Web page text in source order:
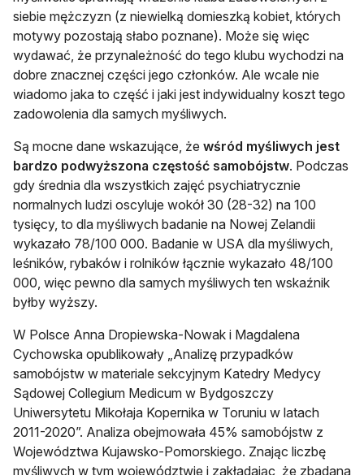
siebie mężczyzn (z niewielką domieszką kobiet, których
motywy pozostają słabo poznane). Może się więc
wydawać, że przynależność do tego klubu wychodzi na
dobre znacznej części jego członków. Ale wcale nie
wiadomo jaka to część i jaki jest indywidualny koszt tego
zadowolenia dla samych myśliwych.
Są mocne dane wskazujące, że wśród myśliwych jest
bardzo podwyższona częstość samobójstw. Podczas
gdy średnia dla wszystkich zajęć psychiatrycznie
normalnych ludzi oscyluje wokół 30 (28-32) na 100
tysięcy, to dla myśliwych badanie na Nowej Zelandii
wykazało 78/100 000. Badanie w USA dla myśliwych,
leśników, rybaków i rolników łącznie wykazało 48/100
000, więc pewno dla samych myśliwych ten wskaźnik
byłby wyższy.
W Polsce Anna Dropiewska-Nowak i Magdalena
Cychowska opublikowały „Analizę przypadków
samobójstw w materiale sekcyjnym Katedry Medycy
Sądowej Collegium Medicum w Bydgoszczy
Uniwersytetu Mikołaja Kopernika w Toruniu w latach
2011-2020”. Analiza obejmowała 45% samobójstw z
Województwa Kujawsko-Pomorskiego. Znając liczbę
myśliwych w tym województwie i zakładając, że zbadana